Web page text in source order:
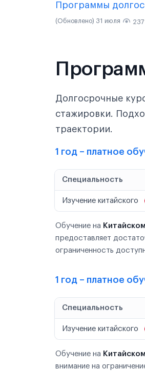
Программы
(Обновлено) 31 июля
Долгосрочные
стажировки.
траектории.
1 год – платное
Специальность
Изучение китайского
Обучение на Китайском
предоставляет
ограниченность
1 год – платное
Специальность
Изучение китайского
Обучение на Китайском
внимание на